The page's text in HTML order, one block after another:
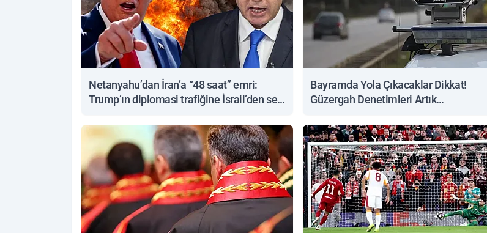
Netanyahu’dan İran’a “48 saat” emri:
Trump’ın diplomasi trafiğine İsrail’den sert
Bayramda Yola Çıkacaklar Dikkat!
Güzergah Denetimleri Artık